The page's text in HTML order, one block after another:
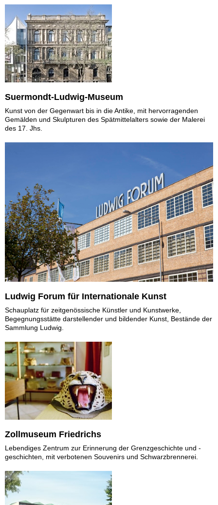
Suermondt-Ludwig-Museum
Kunst von der Gegenwart bis in die Antike, mit hervorragenden
Gemälden und Skulpturen des Spätmittelalters sowie der Malerei
des 17. Jhs.
Ludwig Forum für Internationale Kunst
Schauplatz für zeitgenössische Künstler und Kunstwerke,
Begegnungsstätte darstellender und bildender Kunst, Bestände der
Sammlung Ludwig.
Zollmuseum Friedrichs
Lebendiges Zentrum zur Erinnerung der Grenzgeschichte und -
geschichten, mit verbotenen Souvenirs und Schwarzbrennerei.